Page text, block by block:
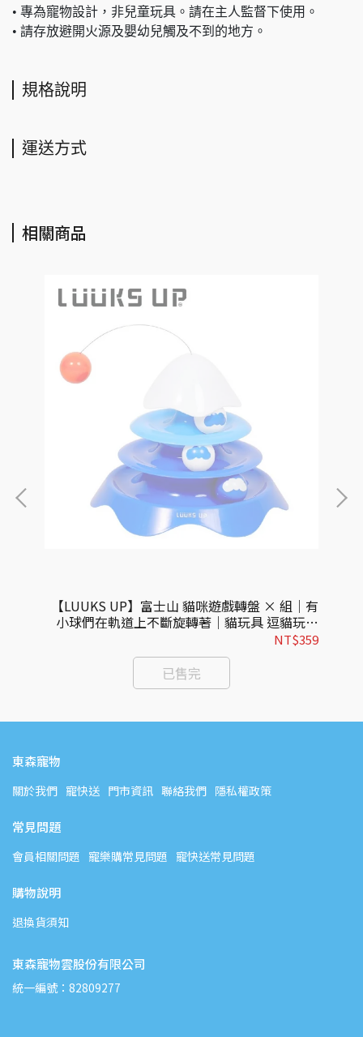
• 專為寵物設計，非兒童玩具。請在主人監督下使用。
• 請存放避開火源及嬰幼兒觸及不到的地方。
規格說明
運送方式
相關商品
【LUUKS UP】富士山 貓咪遊戲轉盤 × 組｜有
小球們在軌道上不斷旋轉著｜貓玩具 逗貓玩具
遊戲轉盤 寵物玩具
NT$359
已售完
東森寵物
關於我們 寵快送 門市資訊 聯絡我們 隱私權政策
常見問題
會員相關問題 寵樂購常見問題 寵快送常見問題
購物說明
退換貨須知
東森寵物雲股份有限公司
統一編號：82809277